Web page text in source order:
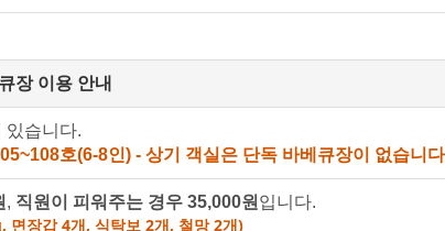
장 이용 안내
있습니다.
호(6-8인) - 상기 객실은 단독 바베큐장이 없습니
, 직원이 피워주는 경우 35,000원 입니다.
면장갑 4개, 식탁보 2개, 철망 2개)